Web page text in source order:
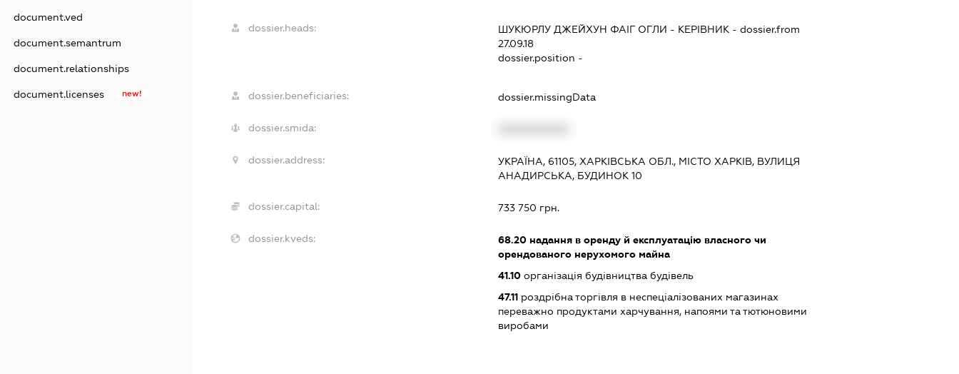
document.ved
document.semantrum
document.relationships
document.licenses new!
dossier.heads: ШУКЮРЛУ ДЖЕЙХУН ФАІГ ОГЛИ - КЕРІВНИК - dossier.from
27.09.18
dossier.position -
dossier.beneficiaries: dossier.missingData
dossier.smida:
dossier.address:
УКРАЇНА, 61105, ХАРКІВСЬКА ОБЛ., МІСТО ХАРКІВ, ВУЛИЦЯ
АНАДИРСЬКА, БУДИНОК 10
dossier.capital: 733 750 грн.
dossier.kveds: 68.20надання в оренду й експлуатацію власного чи
орендованого нерухомого майна
41.10організація будівництва будівель
47.11роздрібна торгівля в неспеціалізованих магазинах
переважно продуктами харчування, напоями та тютюновими
виробами